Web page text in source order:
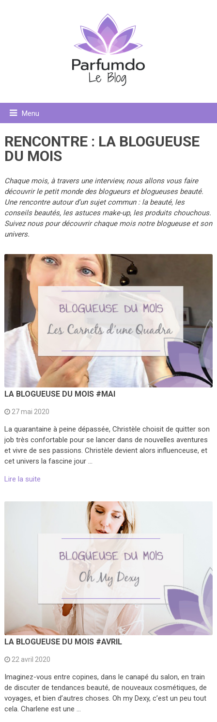
Menu
RENCONTRE : LA BLOGUEUSE
DU MOIS
Chaque mois, à travers une interview, nous allons vous faire
découvrir le petit monde des blogueurs et blogueuses beauté.
Une rencontre autour d’un sujet commun : la beauté, les
conseils beautés, les astuces make-up, les produits chouchous.
Suivez nous pour découvrir chaque mois notre blogueuse et son
univers.
LA BLOGUEUSE DU MOIS #MAI
27 mai 2020
La quarantaine à peine dépassée, Christèle choisit de quitter son
job très confortable pour se lancer dans de nouvelles aventures
et vivre de ses passions. Christèle devient alors influenceuse, et
cet univers la fascine jour …
Lire la suite
LA BLOGUEUSE DU MOIS #AVRIL
22 avril 2020
Imaginez-vous entre copines, dans le canapé du salon, en train
de discuter de tendances beauté, de nouveaux cosmétiques, de
voyages, et bien d’autres choses. Oh my Dexy, c’est un peu tout
cela. Charlene est une …